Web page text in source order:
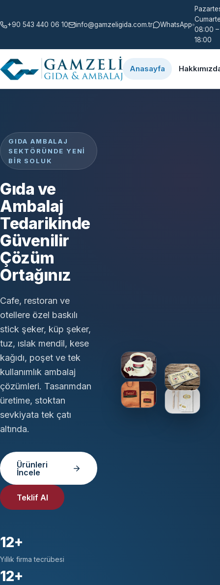
+90 543 440 06 10 info@gamzeligida.com.tr WhatsApp
08:00 –
18:00
Anasayfa
GIDA AMBALAJ
SEKTÖRÜNDE YENI
BIR SOLUK
Gıda ve
Ambalaj
Tedarikinde
Güvenilir
Çözüm
Ortağınız
Cafe, restoran ve
otellere özel baskılı
stick şeker, küp şeker,
tuz, ıslak mendil, kese
kağıdı, poşet ve tek
kullanımlık ambalaj
çözümleri. Tasarımdan
üretime, stoktan
sevkiyata tek çatı
altında.
Ürünleri
İncele
Teklif Al
12+
Yıllık firma tecrübesi
12+